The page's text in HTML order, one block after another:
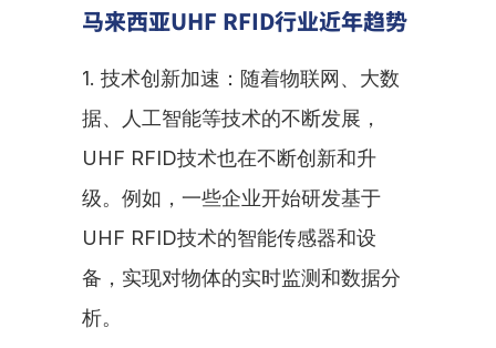
马来西亚UHF RFID行业近年趋势
1. 技术创新加速：随着物联网、大数
据、人工智能等技术的不断发展，
UHF RFID技术也在不断创新和升
级。例如，一些企业开始研发基于
UHF RFID技术的智能传感器和设
备，实现对物体的实时监测和数据分
析。